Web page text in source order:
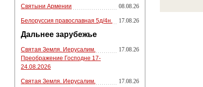
Святыни Армении 08.08.26
Белоруссия православная 5д/4н. 17.08.26
Дальнее зарубежье
Святая Земля. Иерусалим.
Преображение Господне 17-
24.08.2026
17.08.26
Святая Земля. Иерусалим.
17.08.26